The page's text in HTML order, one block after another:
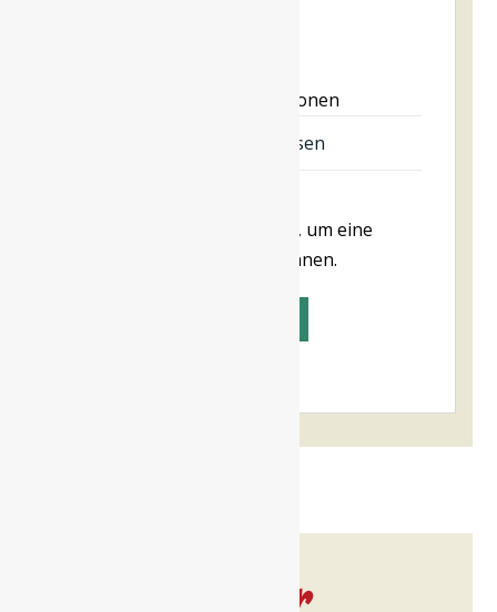
Es gibt noch keine Rezensionen
Eine Rezension verfassen
Du musst angemeldet sein, um eine
Rezension abgeben zu können.